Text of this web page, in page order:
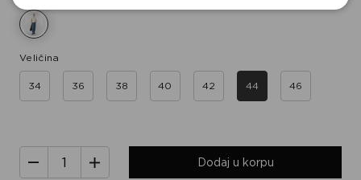
Veličina
34 36 38 40 42 44 46
Dodaj u korpu